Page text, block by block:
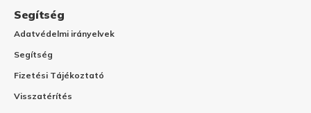
Segítség
Adatvédelmi irányelvek
Segítség
Fizetési Tájékoztató
Visszatérítés